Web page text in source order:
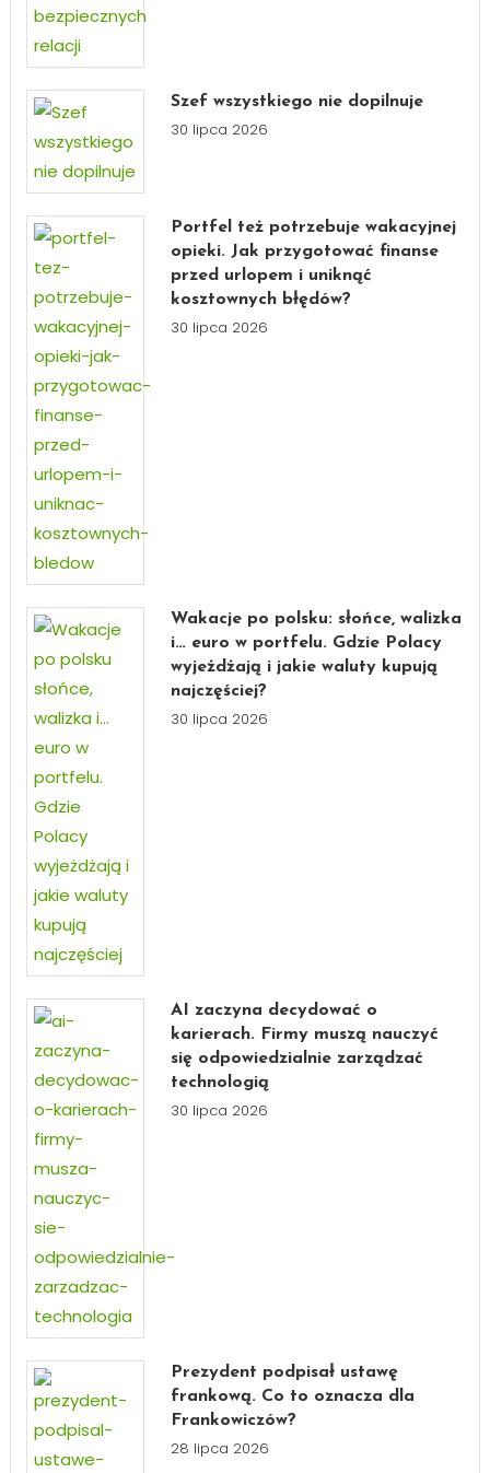
Szef wszystkiego nie dopilnuje
30 lipca 2026
Portfel też potrzebuje wakacyjnej
opieki. Jak przygotować finanse
przed urlopem i uniknąć
kosztownych błędów?
30 lipca 2026
Wakacje po polsku: słońce, walizka
i… euro w portfelu. Gdzie Polacy
wyjeżdżają i jakie waluty kupują
najczęściej?
30 lipca 2026
AI zaczyna decydować o
karierach. Firmy muszą nauczyć
się odpowiedzialnie zarządzać
technologią
30 lipca 2026
Prezydent podpisał ustawę
frankową. Co to oznacza dla
Frankowiczów?
28 lipca 2026